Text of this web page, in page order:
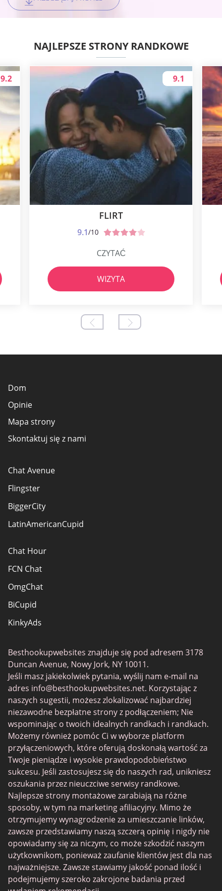
NAJLEPSZE STRONY RANDKOWE
9.2
FLIRT
9.1/10
9.1
CZYTAĆ
WIZYTA
Dom
Opinie
Mapa strony
Skontaktuj się z nami
Chat Avenue
Flingster
BiggerCity
LatinAmericanCupid
Chat Hour
FCN Chat
OmgChat
BiCupid
KinkyAds
Together2Night
MyLOL
Swingtowns
Instabang
Besthookupwebsites znajduje się pod adresem 3178
Duncan Avenue, Nowy Jork, NY 10011.
Jeśli masz jakiekolwiek pytania, wyślij nam e-mail na
adres info@besthookupwebsites.net. Korzystając z
naszych sugestii, możesz zlokalizować najbardziej
niezawodne bezpłatne strony z podłączeniem; Nie
wspominając o twoich idealnych randkach i randkach.
Możemy również pomóc Ci w wyborze platform
przyłączeniowych, które oferują doskonałą wartość za
Twoje pieniądze i wysokie prawdopodobieństwo
sukcesu. Jeśli zastosujesz się do naszych rad, unikniesz
oszukania przez nieuczciwe serwisy randkowe.
Najlepsze strony montażowe zarabiają na różne
sposoby, w tym na marketing afiliacyjny. Mimo że
otrzymujemy wynagrodzenie za umieszczanie linków,
zawsze przedstawiamy naszą szczerą opinię i nigdy nie
opowiadamy się za niczym, co może szkodzić naszym
użytkownikom, ponieważ zaufanie klientów jest dla nas
najważniejsze. Zawsze stawiamy jakość ponad ilość i
podejmujemy szeroko zakrojone badania przed